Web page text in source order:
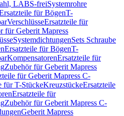
LABS-freiSystemrohre
für BögenT-
VerschlüsseErsatzteile für
für Geberit Mapress
SystemdichtungenSets Schraube
Ersatzteile für BögenT-
KompensatorenErsatzteile für
Zubehör für Geberit Mapress
für Geberit Mapress C-
für T-StückeKreuzstückeErsatzteile
Ersatzteile für
Zubehör für Geberit Mapress C-
Geberit Mapress